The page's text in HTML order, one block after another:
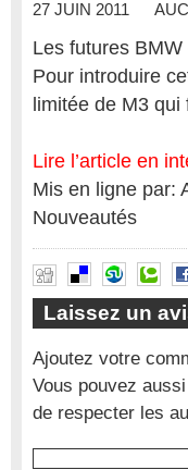
27 JUIN 2011
Les futures
Pour introduire
limitée de M3
Lire l’article en
Mis en ligne par:
Nouveautés
Laissez un
Ajoutez votre
Vous pouvez aussi
de respecter les